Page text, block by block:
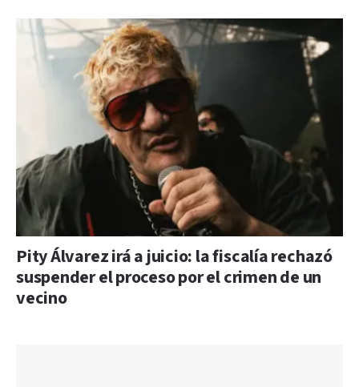
Pity Álvarez irá a juicio: la fiscalía rechazó
suspender el proceso por el crimen de un
vecino